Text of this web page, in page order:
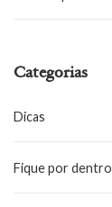
Categorias
Dicas
Fique por dentro